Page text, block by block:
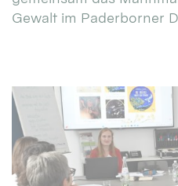
Gewalt im Paderborner